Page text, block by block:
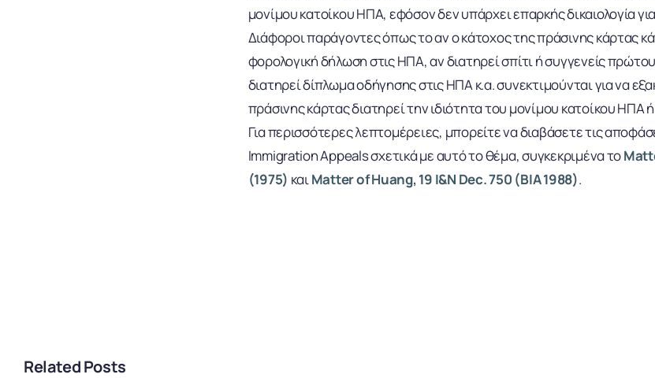
μονίμου κατοίκου ΗΠΑ, εφόσον δεν υπάρχει επαρκής δικαιολογία
Διάφοροι παράγοντες όπως το αν ο κάτοχος της πράσινης κάρτας
φορολογική δήλωση στις ΗΠΑ, αν διατηρεί σπίτι ή συγγενείς
διατηρεί δίπλωμα οδήγησης στις ΗΠΑ κ.α. συνεκτιμούνται για να
πράσινης κάρτας διατηρεί την ιδιότητα του μονίμου κατοίκου ΗΠΑ ή
Για περισσότερες λεπτομέρειες, μπορείτε να διαβάσετε τις
Immigration Appeals σχετικά με αυτό το θέμα, συγκεκριμένα το
(1975) καιMatter of Huang, 19 I&N Dec. 750 (BIA 1988).
Related Posts